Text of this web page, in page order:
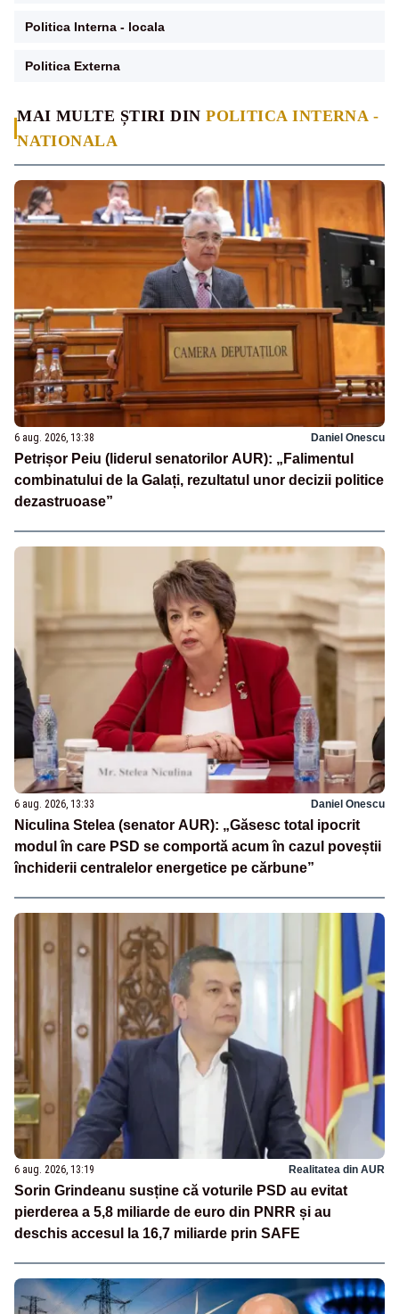
MAI MULTE ȘTIRI DINPOLITICA INTERNA -
NATIONALA
6 aug. 2026, 13:38 Daniel Onescu
Petrișor Peiu (liderul senatorilor AUR): „Falimentul
combinatului de la Galați, rezultatul unor decizii politice
dezastruoase”
6 aug. 2026, 13:33 Daniel Onescu
Niculina Stelea (senator AUR): „Găsesc total ipocrit
modul în care PSD se comportă acum în cazul poveștii
închiderii centralelor energetice pe cărbune”
6 aug. 2026, 13:19 Realitatea din AUR
Sorin Grindeanu susține că voturile PSD au evitat
pierderea a 5,8 miliarde de euro din PNRR și au
deschis accesul la 16,7 miliarde prin SAFE
Politica Interna - locala
Politica Externa